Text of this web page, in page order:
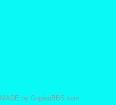
MADE by GupiaoBBS.com